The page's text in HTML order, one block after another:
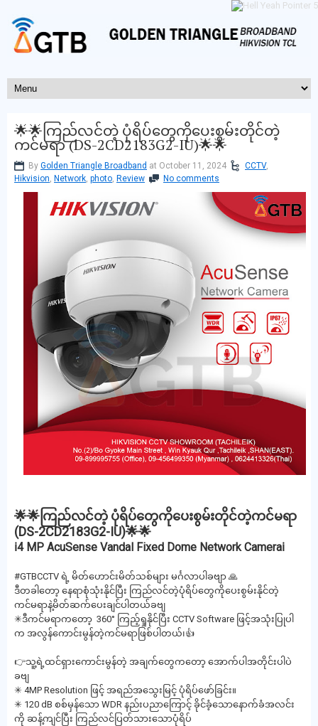
🌟🌟ကြည်လင်တဲ့ ပုံရိပ်တွေကိုပေးစွမ်းတိုင်တဲ့
ကင်မရာ (DS-2CD2183G2-IU)🌟🌟
By Golden Triangle Broadband at October 11, 2024 CCTV,
Hikvision, Network, photo, Review No comments
🌟🌟ကြည်လင်တဲ့ ပုံရိပ်တွေကိုပေးစွမ်းတိုင်တဲ့ကင်မရာ
(DS-2CD2183G2-IU)🌟🌟
ℹ️4 MP AcuSense Vandal Fixed Dome Network Cameraℹ️
#GTBCCTV ရဲ့ မိတ်ဟောင်းမိတ်သစ်များ မင်္ဂလာပါခဗျာ 🙏
ဒီတခါတော့ နေရာစုံသုံးနိုင်ပြီး ကြည်လင်တဲ့ပုံရိပ်တွေကိုပေးစွမ်းနိုင်တဲ့
ကင်မရာနဲ့မိတ်ဆက်ပေးချင်ပါတယ်ခဗျ
✳ဒီကင်မရာကတော့ 360° ကြည့်ရှုနိုင်ပြီး CCTV Software ဖြင့်အသုံးပြုပါ
က အလွန်ကောင်းမွန်တဲ့ကင်မရာဖြစ်ပါတယ်၊👍
👉သူ့ရဲ့ထင်ရှားကောင်းမွန်တဲ့ အချက်တွေကတော့ အောက်ပါအတိုင်းပါပဲ
ခဗျ
✳ 4MP Resolution ဖြင့် အရည်အသွေးမြင့် ပုံရိပ်ဖော်ခြင်း။
✳ 120 dB စစ်မှန်သော WDR နည်းပညာကြောင့် ခိုင်ခံ့သောနောက်ခံအလင်း
ကို ဆန့်ကျင်ပြီး ကြည်လင်ပြတ်သားသောပုံရိပ်